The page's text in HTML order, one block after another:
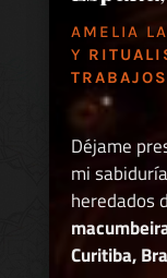
AMELIA
Y
Déjame
mi
heredados
Curitiba,